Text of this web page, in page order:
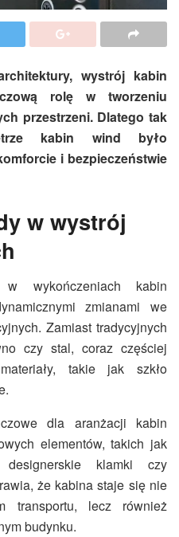
wystrój kabin
rolę w tworzeniu
przestrzeni. Dlatego tak
kabin wind było
i bezpieczeństwie
w wystrój
w wykończeniach kabin
zmianami we
Zamiast tradycyjnych
czy stal, coraz częściej
takie jak szkło
dla aranżacji kabin
elementów, takich jak
klamki czy
że kabina staje się nie
transportu, lecz również
budynku.